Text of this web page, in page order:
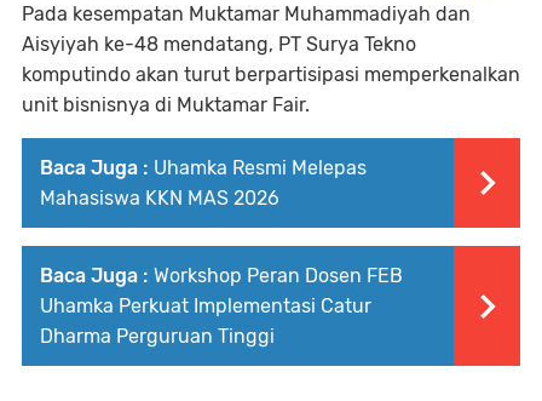
Pada kesempatan Muktamar Muhammadiyah dan
Aisyiyah ke-48 mendatang, PT Surya Tekno
komputindo akan turut berpartisipasi memperkenalkan
unit bisnisnya di Muktamar Fair.
Baca Juga : Uhamka Resmi Melepas
Mahasiswa KKN MAS 2026
Baca Juga : Workshop Peran Dosen FEB
Uhamka Perkuat Implementasi Catur
Dharma Perguruan Tinggi